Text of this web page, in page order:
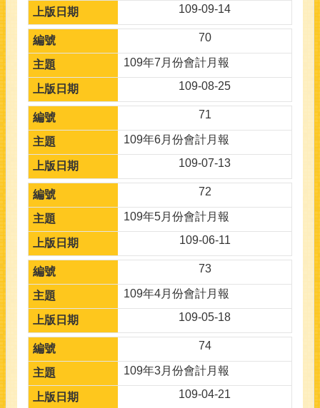
109-09-14
70
109年7月份會計月報
109-08-25
71
109年6月份會計月報
109-07-13
72
109年5月份會計月報
109-06-11
73
109年4月份會計月報
109-05-18
74
109年3月份會計月報
109-04-21